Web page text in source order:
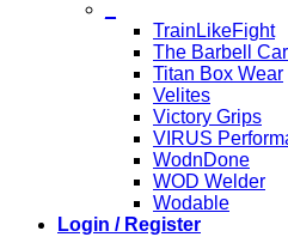
TrainLikeFight
The Barbell
Titan Box Wear
Velites
Victory Grips
VIRUS
WodnDone
WOD Welder
Wodable
Login / Register